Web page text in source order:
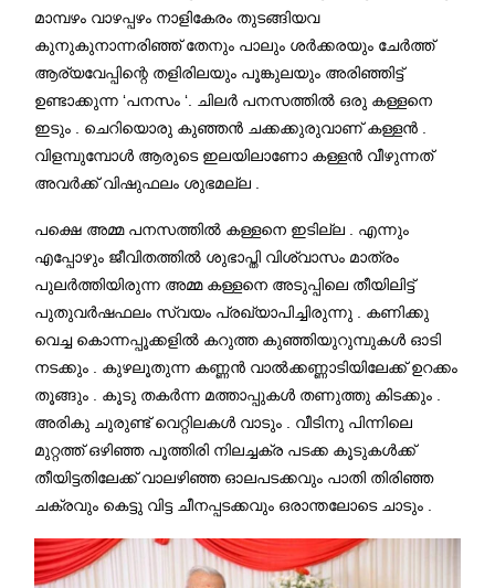
മാമ്പഴം വാഴപ്പഴം നാളികേരം തുടങ്ങിയവ
കുനുകുനാന്നരിഞ്ഞ് തേനും പാലും ശർക്കരയും ചേർത്ത്
ആര്യവേപ്പിന്റെ തളിരിലയും പൂങ്കുലയും അരിഞ്ഞിട്ട്
ഉണ്ടാക്കുന്ന ‘പനസം ‘. ചിലർ പനസത്തിൽ ഒരു കള്ളനെ
ഇടും . ചെറിയൊരു കുഞ്ഞൻ ചക്കക്കുരുവാണ് കള്ളൻ .
വിളമ്പുമ്പോൾ ആരുടെ ഇലയിലാണോ കള്ളൻ വീഴുന്നത്
അവർക്ക് വിഷുഫലം ശുഭമല്ല .
പക്ഷെ അമ്മ പനസത്തിൽ കള്ളനെ ഇടില്ല . എന്നും
എപ്പോഴും ജീവിതത്തിൽ ശുഭാപ്തി വിശ്വാസം മാത്രം
പുലർത്തിയിരുന്ന അമ്മ കള്ളനെ അടുപ്പിലെ തീയിലിട്ട്
പുതുവർഷഫലം സ്വയം പ്രഖ്യാപിച്ചിരുന്നു . കണിക്കു
വെച്ച കൊന്നപ്പൂക്കളിൽ കറുത്ത കുഞ്ഞിയുറുമ്പുകൾ ഓടി
നടക്കും . കുഴലൂതുന്ന കണ്ണൻ വാൽക്കണ്ണാടിയിലേക്ക് ഉറക്കം
തൂങ്ങും . കൂടു തകർന്ന മത്താപ്പുകൾ തണുത്തു കിടക്കും .
അരികു ചുരുണ്ട് വെറ്റിലകൾ വാടും . വീടിനു പിന്നിലെ
മുറ്റത്ത്‌ ഒഴിഞ്ഞ പൂത്തിരി നിലച്ചക്ര പടക്ക കൂടുകൾക്ക്
തീയിട്ടതിലേക്ക് വാലഴിഞ്ഞ ഓലപടക്കവും പാതി തിരിഞ്ഞ
ചക്രവും കെട്ടു വിട്ട ചീനപ്പടക്കവും ഒരാന്തലോടെ ചാടും .